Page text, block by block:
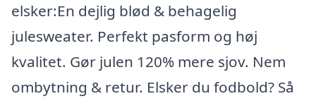
elsker:En dejlig blød & behagelig
julesweater. Perfekt pasform og høj
kvalitet. Gør julen 120% mere sjov. Nem
ombytning & retur. Elsker du fodbold? Så